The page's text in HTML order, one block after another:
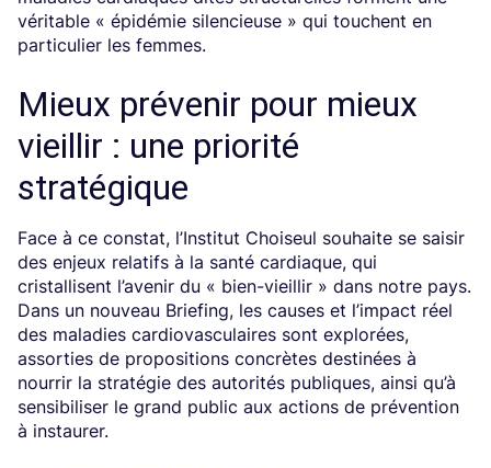
véritable « épidémie silencieuse » qui touchent en
particulier les femmes.
Mieux prévenir pour mieux
vieillir : une priorité
stratégique
Face à ce constat, l’Institut Choiseul souhaite se saisir
des enjeux relatifs à la santé cardiaque, qui
cristallisent l’avenir du « bien-vieillir » dans notre pays.
Dans un nouveau Briefing, les causes et l’impact réel
des maladies cardiovasculaires sont explorées,
assorties de propositions concrètes destinées à
nourrir la stratégie des autorités publiques, ainsi qu’à
sensibiliser le grand public aux actions de prévention
à instaurer.